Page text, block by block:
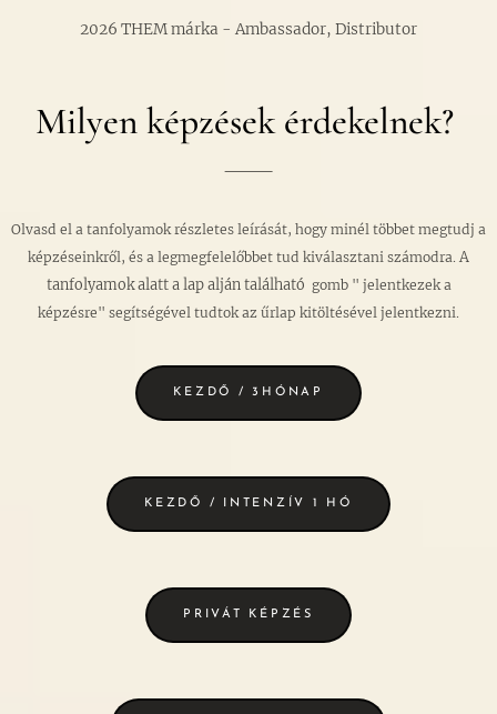
2026 THEM márka - Ambassador, Distributor
Milyen képzések érdekelnek?
Olvasd el a tanfolyamok részletes leírását, hogy minél többet megtudj a
képzéseinkről, és a legmegfelelőbbet tud kiválasztani számodra. A
tanfolyamok alatt a lap alján található gomb " jelentkezek a
képzésre" segítségével tudtok az űrlap kitöltésével jelentkezni.
KEZDŐ / 3HÓNAP
KEZDŐ / INTENZÍV 1 HÓ
PRIVÁT KÉPZÉS